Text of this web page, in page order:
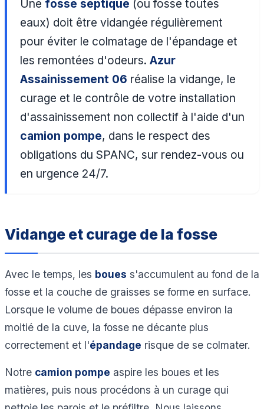
Une fosse septique (ou fosse toutes
eaux) doit être vidangée régulièrement
pour éviter le colmatage de l'épandage et
les remontées d'odeurs.Azur
Assainissement 06 réalise la vidange, le
curage et le contrôle de votre installation
d'assainissement non collectif à l'aide d'un
camion pompe, dans le respect des
obligations du SPANC, sur rendez-vous ou
en urgence 24/7.
Vidange et curage de la fosse
Avec le temps, les boues s'accumulent au fond de la
fosse et la couche de graisses se forme en surface.
Lorsque le volume de boues dépasse environ la
moitié de la cuve, la fosse ne décante plus
correctement et l'épandage risque de se colmater.
Notre camion pompe aspire les boues et les
matières, puis nous procédons à un curage qui